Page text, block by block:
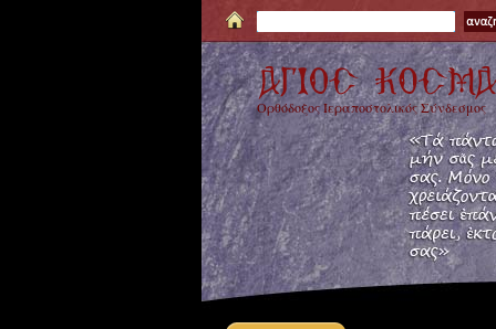
Ορθόδοξος Ιεραποστολικός Σύνδεσμος